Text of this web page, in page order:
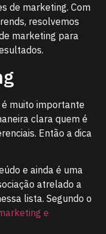
de marketing. Com
resolvemos
marketing para
é muito importante
clara quem é
Então a dica
e ainda é uma
atrelado a
lista. Segundo o
e